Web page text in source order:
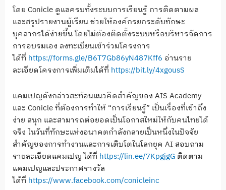
โดย Conicle ดูแลครบทั้งระบบการเรียนรู้ การติดตามผล
และสรุปรายงานผู้เรียน ช่วยให้องค์กรยกระดับทักษะ
บุคลากรได้ง่ายขึ้น โดยไม่ต้องติดตั้งระบบหรือบริหารจัดการ
การอบรมเอง ลงทะเบียนเข้าร่วมโครงการ
ได้ที่ https://forms.gle/B6T7Gb86yN487Kff6 อ่านราย
ละเอียดโครงการเพิ่มเติมได้ที่ https://bit.ly/4xgousS
แคมเปญดังกล่าวสะท้อนแนวคิดสำคัญของ AIS Academy
และ Conicle ที่ต้องการทำให้ “การเรียนรู้” เป็นเรื่องที่เข้าถึง
ง่าย สนุก และสามารถต่อยอดเป็นโอกาสใหม่ให้กับคนไทยได้
จริง ในวันที่ทักษะแห่งอนาคตกำลังกลายเป็นหนึ่งในปัจจัย
สำคัญของการทำงานและการเติบโตในโลกยุค AI สอบถาม
รายละเอียดแคมเปญ ได้ที่ https://lin.ee/7KpgjgG ติดตาม
แคมเปญและประกาศรางวัล
ได้ที่ https://www.facebook.com/conicleinc